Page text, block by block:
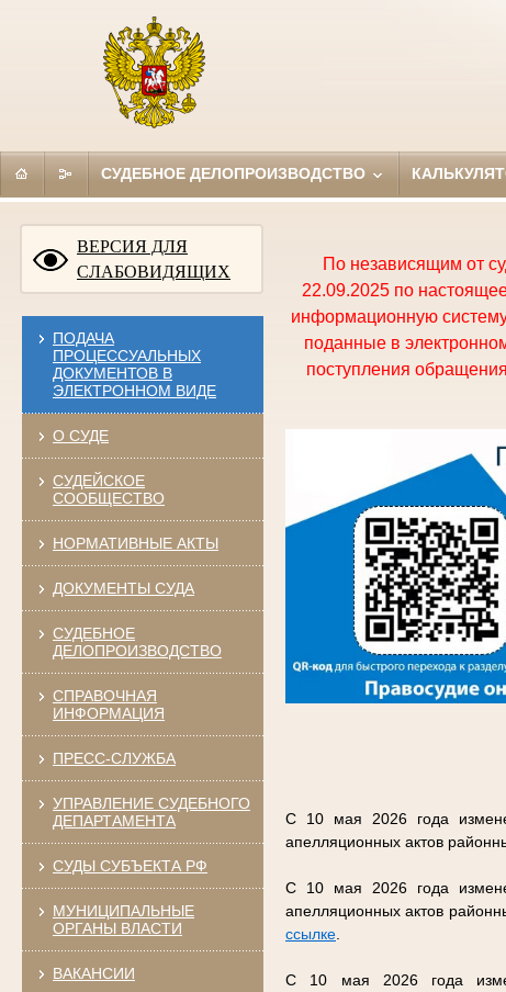
СУДЕБНОЕ ДЕЛОПРОИЗВОДСТВО
ВЕРСИЯ ДЛЯ
СЛАБОВИДЯЩИХ
ПОДАЧА
ПРОЦЕССУАЛЬНЫХ
ДОКУМЕНТОВ В
ЭЛЕКТРОННОМ ВИДЕ
О СУДЕ
СУДЕЙСКОЕ
СООБЩЕСТВО
НОРМАТИВНЫЕ АКТЫ
ДОКУМЕНТЫ СУДА
СУДЕБНОЕ
ДЕЛОПРОИЗВОДСТВО
СПРАВОЧНАЯ
ИНФОРМАЦИЯ
ПРЕСС-СЛУЖБА
УПРАВЛЕНИЕ СУДЕБНОГО
ДЕПАРТАМЕНТА
СУДЫ СУБЪЕКТА РФ
МУНИЦИПАЛЬНЫЕ
ОРГАНЫ ВЛАСТИ
ВАКАНСИИ
По независящим от
22.09.2025 по
информационную
поданные в
поступления
С 10 мая 2026 года
апелляционных актов
С 10 мая 2026 года
апелляционных актов
ссылке.
С 10 мая 2026 года